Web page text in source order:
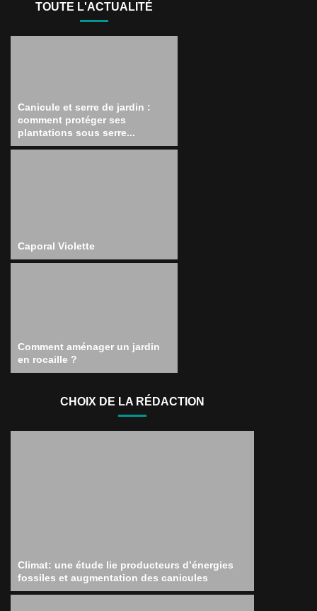
TOUTE L'ACTUALITÉ
Canicule et serre de jardin :
comment protéger ses
plantations sous serre...
Caporal Violette
Comment aménager un jardin
en rocaille ?
CHOIX DE LA RÉDACTION
Climat: une étude lie producteurs d’énergies
fossiles et augmentation des canicules